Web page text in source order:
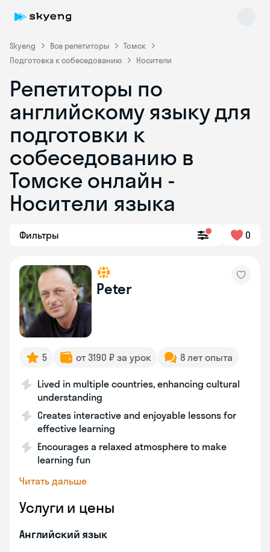
Skyeng Все репетиторы
Томск
Подготовка к собеседованию
Носители
Репетиторы по
английскому языку для
подготовки к
собеседованию в
Томске онлайн -
Носители языка
Фильтры 0
Peter
5 от 3190 ₽ за урок 8 лет опыта
Lived in multiple countries, enhancing cultural
understanding
Creates interactive and enjoyable lessons for
effective learning
Encourages a relaxed atmosphere to make
learning fun
Читать дальше
Услуги и цены
Английский язык
Skyeng Chat